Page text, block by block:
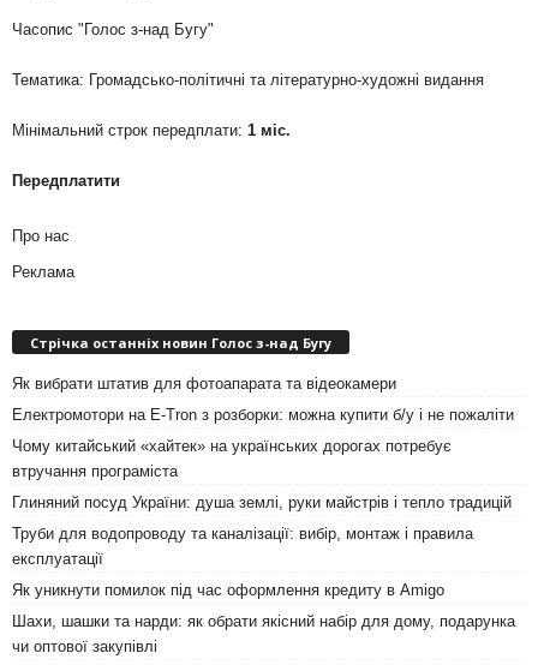
Часопис "Голос з-над Бугу"
Тематика: Громадсько-політичні та літературно-художні видання
Мінімальний строк передплати: 1 міс.
Передплатити
Про нас
Реклама
Стрічка останніх новин Голос з-над Бугу
Як вибрати штатив для фотоапарата та відеокамери
Електромотори на E-Tron з розборки: можна купити б/у і не пожаліти
Чому китайський «хайтек» на українських дорогах потребує
втручання програміста
Глиняний посуд України: душа землі, руки майстрів і тепло традицій
Труби для водопроводу та каналізації: вибір, монтаж і правила
експлуатації
Як уникнути помилок під час оформлення кредиту в Amigo
Шахи, шашки та нарди: як обрати якісний набір для дому, подарунка
чи оптової закупівлі